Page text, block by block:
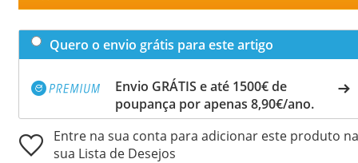
Quero o envio grátis para este artigo
Envio GRÁTIS e até 1500€ de
poupança por apenas 8,90€/ano.
Entre na sua conta para adicionar este produto na
sua Lista de Desejos